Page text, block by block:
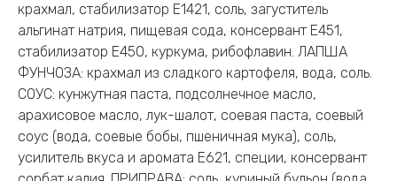
крахмал, стабилизатор Е1421, соль, загуститель
альгинат натрия, пищевая сода, консервант Е451,
стабилизатор Е450, куркума, рибофлавин. ЛАПША
ФУНЧОЗА: крахмал из сладкого картофеля, вода, соль.
СОУС: кунжутная паста, подсолнечное масло,
арахисовое масло, лук-шалот, соевая паста, соевый
соус (вода, соевые бобы, пшеничная мука), соль,
усилитель вкуса и аромата Е621, специи, консервант